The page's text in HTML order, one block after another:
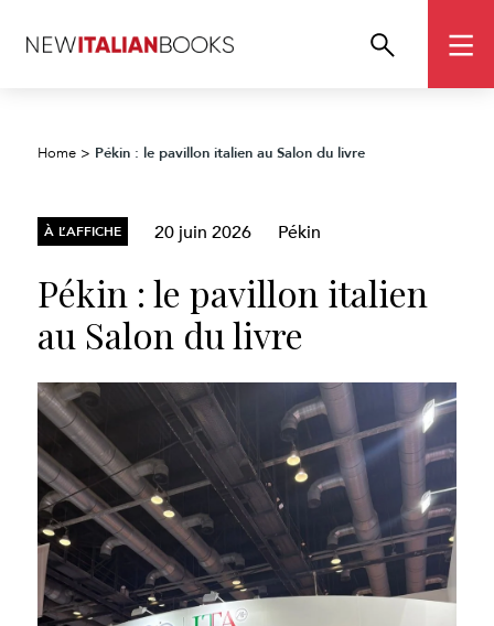
Home > Pékin : le pavillon italien au Salon du livre
À L’AFFICHE 20 juin 2026 Pékin
Pékin : le pavillon italien
au Salon du livre